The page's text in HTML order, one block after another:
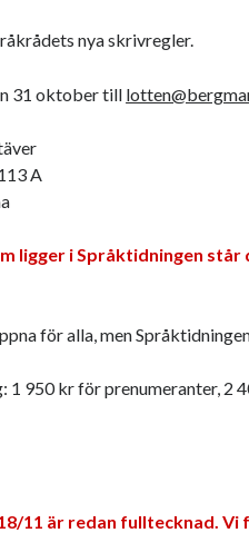
nya skrivregler.
31 oktober till
A
ligger i Språktidningen
för alla, men
1 950 kr för prenumeranter, 2
11 är redan fulltecknad. Vi